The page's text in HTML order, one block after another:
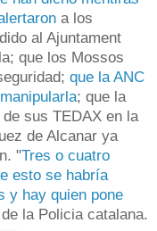
a los
al Ajuntament
que los Mossos
que la ANC
; que la
sus TEDAX en la
de Alcanar ya
"Tres o cuatro
esto se habría
y hay quien pone
la Policia catalana.